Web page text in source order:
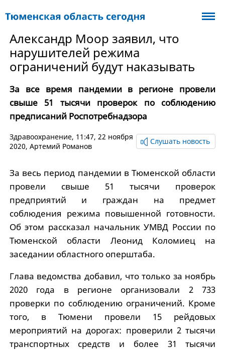
Александр Моор заявил, что
нарушителей режима
ограничений будут наказывать
За все время пандемии в регионе провели
свыше 51 тысячи проверок по соблюдению
предписаний Роспотребнадзора
Здравоохранение, 11:47, 22 ноября
2020, Артемий Романов
Слушать новость
За весь период пандемии в Тюменской области
провели свыше 51 тысячи проверок
предприятий и граждан на предмет
соблюдения режима повышенной готовности.
Об этом рассказал начальник УМВД России по
Тюменской области Леонид Коломиец на
заседании областного оперштаба.
Глава ведомства добавил, что только за ноябрь
2020 года в регионе организовали 2 733
проверки по соблюдению ограничений. Кроме
того, в Тюмени провели 15 рейдовых
мероприятий на дорогах: проверили 2 тысячи
транспортных средств и более 31 тысячи